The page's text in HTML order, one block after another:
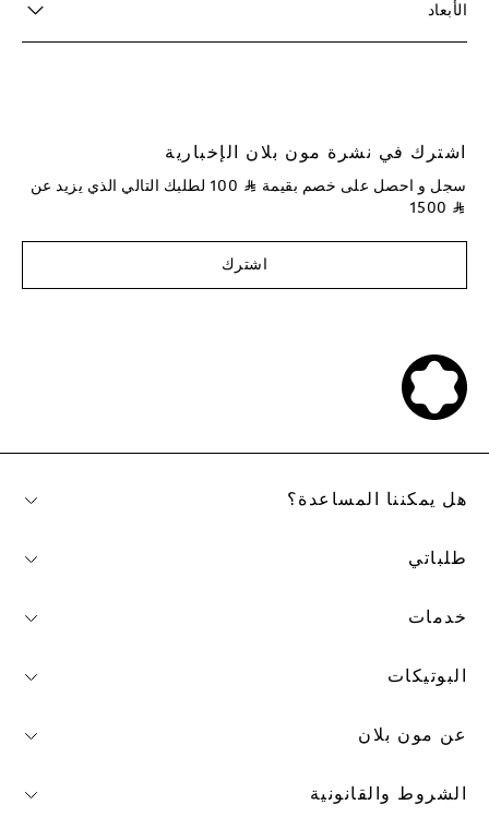
الأبعاد
اشترك في نشرة مون بلان الإخبارية
سجل و احصل على خصم بقيمة ⃁
لطلبك التالي الذي يزيد عن
⃁
اشترك
هل يمكننا المساعدة؟
طلباتي
خدمات
البوتيكات
عن مون بلان
الشروط والقانونية